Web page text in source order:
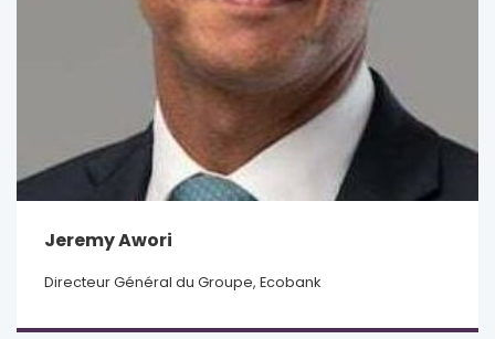
Jeremy Awori
Directeur Général du Groupe, Ecobank